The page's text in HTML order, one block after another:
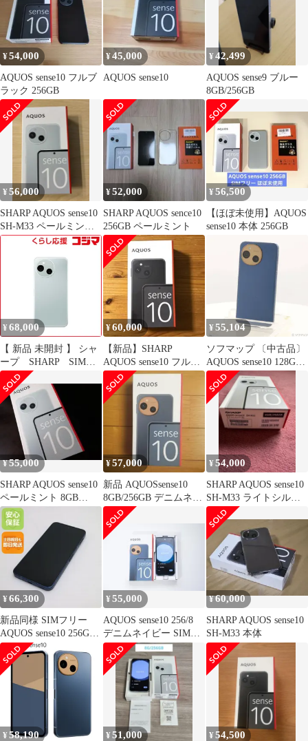
/Snapdragon 7s Gen
3/RAM 6GB/ROM
¥54,000
AQUOS sense10 フルブ
ラック 256GB
¥45,000
AQUOS sense10
¥42,499
AQUOS sense9 ブルー
8GB/256GB
¥56,000
SHARP AQUOS sense10
SH-M33 ペールミント
本体
¥52,000
SHARP AQUOS sence10
256GB ペールミント
¥56,500
【ほぼ未使用】AQUOS
sense10 本体 256GB
¥ 68,000
【 新品 未開封 】 シャ
ープ SHARP SIMフ
リースマートフォン
AQUOS sense10
8GB/256GB Snapdragon
7s Gen 3 ペールミン
ト SHM33BL 未使用
送料無料
¥60,000
【新品】SHARP
AQUOS sense10 フルブ
ラック SIMフリー
¥55,104
ソフマップ 〔中古品〕
AQUOS sense10 128GB
デニムネイビー SHG15
au SIMフリー【377】
¥55,000
SHARP AQUOS sense10
ペールミント 8GB
256GB
¥57,000
新品 AQUOSsense10
8GB/256GB デニムネイ
ビー simフリー
¥54,000
SHARP AQUOS sense10
SH-M33 ライトシルバ
ー 本体
¥66,300
新品同様 SIMフリー
AQUOS sense10 256GB
デニムネイビー スマホ
SHARP 即日発送 土日
祝発送OK
¥55,000
AQUOS sense10 256/8
デニムネイビー SIMフ
リー
¥60,000
SHARP AQUOS sense10
SH-M33 本体
¥58,190 ¥51,000 ¥54,500